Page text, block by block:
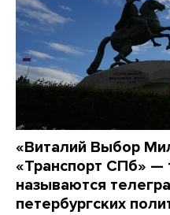
«Виталий Выбор
«Транспорт СПб» —
называются
петербургских